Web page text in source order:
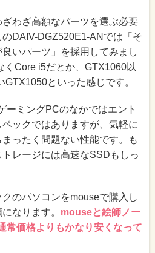
わざ高額なパーツを選ぶ必要
DAIV-DGZ520E1-ANでは「そ
いパーツ」を採用してみまし
くCore i5だとか、GTX1060以
GTX1050といった感じです。
ーミングPCのなかではエント
ックではありますが、気軽に
ったく問題ない性能です。も
レージには高速なSSDもしっ
のパソコンをmouseで購入し
なります。 mouseと絵師ノー
常価格よりもかなり安くなって